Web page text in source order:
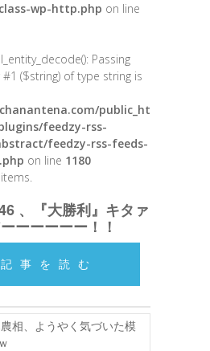
wp-http.php on line
Passing
($string) of type string is
public_ht
feedzy-rss-
feedzy-rss-feeds-
on line 1180
、『大勝利』キタァ
ーーーーー！！
事を読む
相、ようやく気づいた模